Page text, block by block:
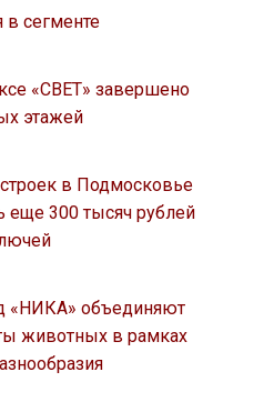
в сегменте
«СВЕТ» завершено
этажей
в Подмосковье
еще 300 тысяч рублей
«НИКА» объединяют
животных в рамках